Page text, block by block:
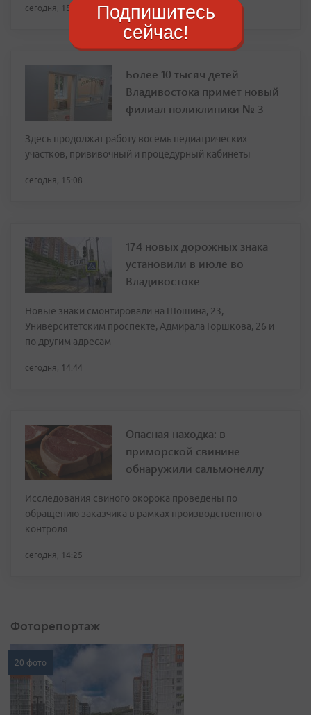
сегодня, 15:21
Более 10 тысяч детей
Владивостока примет новый
филиал поликлиники № 3
Здесь продолжат работу восемь педиатрических
участков, прививочный и процедурный кабинеты
сегодня, 15:08
174 новых дорожных знака
установили в июле во
Владивостоке
Новые знаки смонтировали на Шошина, 23,
Университетским проспекте, Адмирала Горшкова, 26 и
по другим адресам
сегодня, 14:44
Опасная находка: в
приморской свинине
обнаружили сальмонеллу
Исследования свиного окорока проведены по
обращению заказчика в рамках производственного
контроля
сегодня, 14:25
Фоторепортаж
20 фото
Подпишитесь
сейчас!